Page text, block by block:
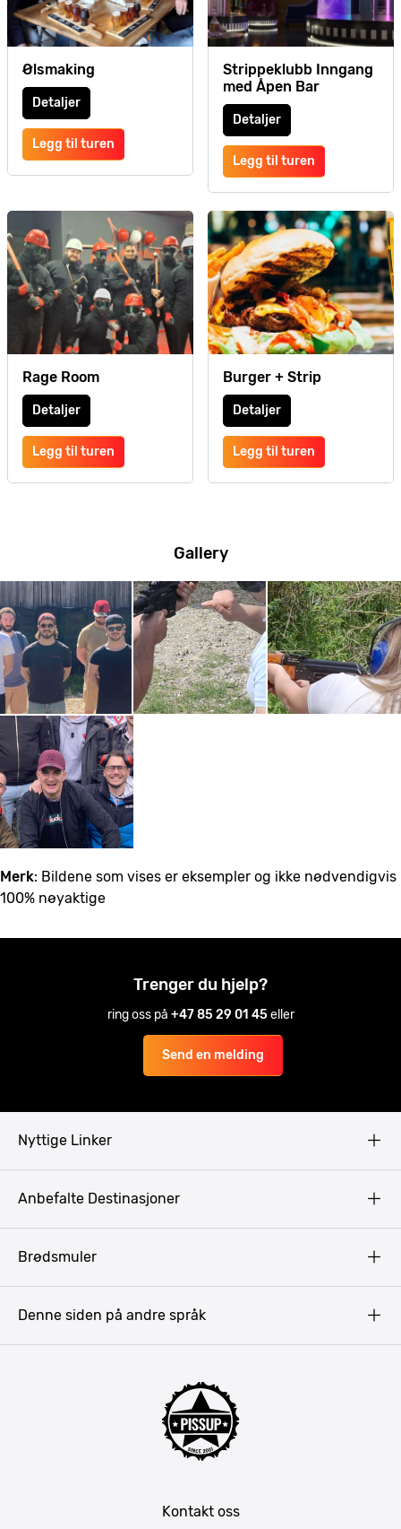
Ølsmaking
Detaljer
Legg til turen
Strippeklubb Inngang
med Åpen Bar
Detaljer
Legg til turen
Rage Room
Detaljer
Legg til turen
Burger + Strip
Detaljer
Legg til turen
Gallery
Merk: Bildene som vises er eksempler og ikke nødvendigvis
100% nøyaktige
Trenger du hjelp?
ring oss på +47 85 29 01 45eller
Send en melding
Nyttige Linker
Anbefalte Destinasjoner
Brødsmuler
Kontakt oss
Denne siden på andre språk